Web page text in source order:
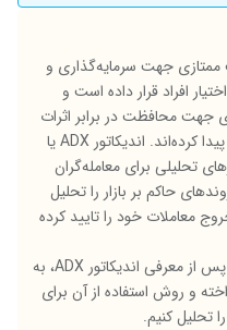
ممتازی جهت سرمایه‌گذاری و
افراد قرار داده است و
جهت محافظت در برابر اثرات
کرده‌اند. اندیکاتور ADXیا
تحلیلی برای معامله‌گران
حاکم بر بازار را تحلیل
معاملات خود را تایید کرده
پس از معرفی اندیکاتور ADX، به
و روش استفاده از آن برای
تحلیل کنیم.